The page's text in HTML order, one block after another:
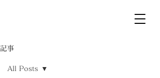
記事
All Posts